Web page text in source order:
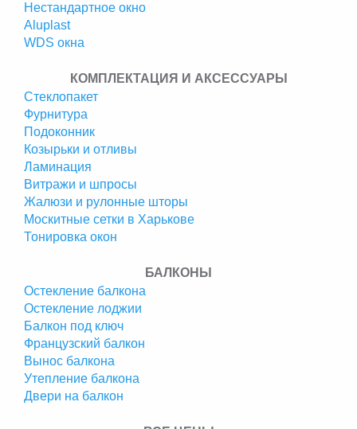
Нестандартное окно
Аluplast
WDS окна
КОМПЛЕКТАЦИЯ И АКСЕССУАРЫ
Стеклопакет
Фурнитура
Подоконник
Козырьки и отливы
Ламинация
Витражи и шпросы
Жалюзи и рулонные шторы
Москитные сетки в Харькове
Тонировка окон
БАЛКОНЫ
Остекление балкона
Остекление лоджии
Балкон под ключ
Французский балкон
Вынос балкона
Утепление балкона
Двери на балкон